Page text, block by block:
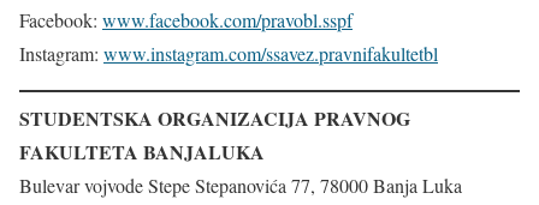
Facebook: www.facebook.com/pravobl.sspf
Instagram: www.instagram.com/ssavez.pravnifakultetbl
STUDENTSKA ORGANIZACIJA PRAVNOG
FAKULTETA BANJALUKA
Bulevar vojvode Stepe Stepanovića 77, 78000 Banja Luka